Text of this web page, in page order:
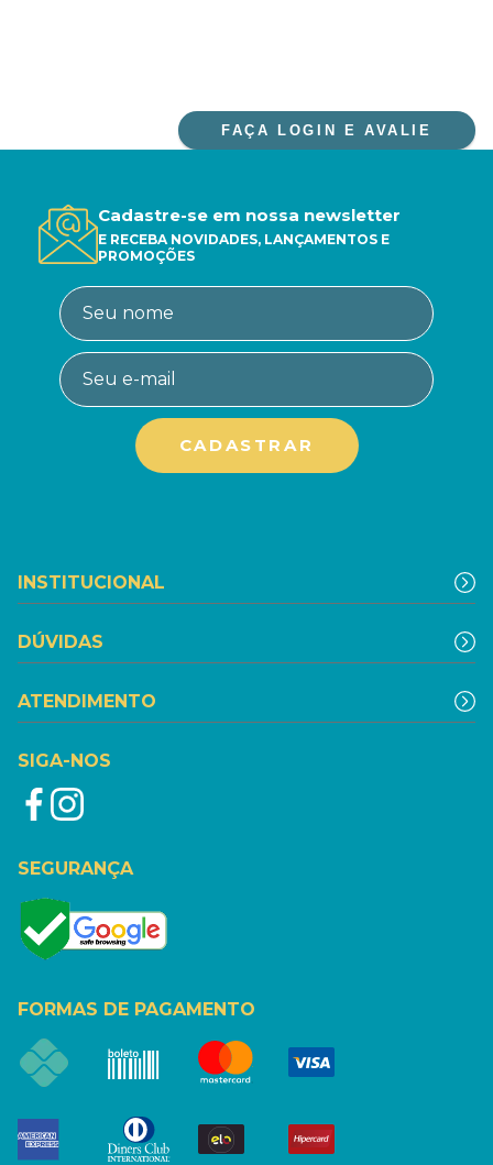
FAÇA LOGIN E AVALIE
Cadastre-se em nossa newsletter
E RECEBA NOVIDADES, LANÇAMENTOS E
PROMOÇÕES
INSTITUCIONAL
DÚVIDAS
ATENDIMENTO
SIGA-NOS
SEGURANÇA
FORMAS DE PAGAMENTO